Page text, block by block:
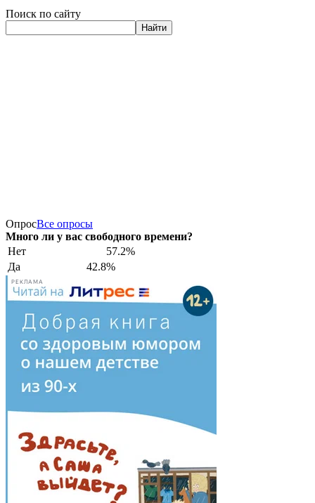
Поиск по сайту
Найти
ОпросВсе опросы
Много ли у вас свободного времени?
Нет
57.2%
Да
42.8%
РЕКЛАМА